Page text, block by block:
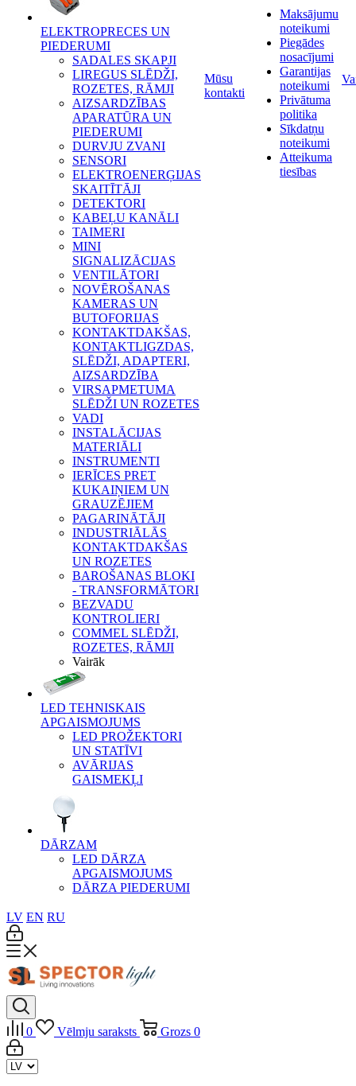
ELEKTROPRECES UN
PIEDERUMI
SADALES SKAPJI
LIREGUS SLĒDŽI,
ROZETES, RĀMJI
AIZSARDZĪBAS
APARATŪRA UN
PIEDERUMI
DURVJU ZVANI
SENSORI
ELEKTROENERĢIJAS
SKAITĪTĀJI
DETEKTORI
KABEĻU KANĀLI
TAIMERI
MINI
SIGNALIZĀCIJAS
VENTILĀTORI
NOVĒROŠANAS
KAMERAS UN
BUTOFORIJAS
KONTAKTDAKŠAS,
KONTAKTLIGZDAS,
SLĒDŽI, ADAPTERI,
AIZSARDZĪBA
VIRSAPMETUMA
SLĒDŽI UN ROZETES
VADI
INSTALĀCIJAS
MATERIĀLI
INSTRUMENTI
IERĪCES PRET
KUKAIŅIEM UN
GRAUZĒJIEM
PAGARINĀTĀJI
INDUSTRIĀLĀS
KONTAKTDAKŠAS
UN ROZETES
BAROŠANAS BLOKI
- TRANSFORMĀTORI
BEZVADU
KONTROLIERI
COMMEL SLĒDŽI,
ROZETES, RĀMJI
Vairāk
LED TEHNISKAIS
APGAISMOJUMS
LED PROŽEKTORI
UN STATĪVI
AVĀRIJAS
GAISMEKĻI
DĀRZAM
LED DĀRZA
APGAISMOJUMS
DĀRZA PIEDERUMI
Mūsu
kontakti
Maksājumu
noteikumi
Piegādes
nosacījumi
Garantijas
noteikumi
Privātuma
politika
Sīkdatņu
noteikumi
Atteikuma
tiesības
LV EN RU
0 Vēlmju saraksts Grozs 0